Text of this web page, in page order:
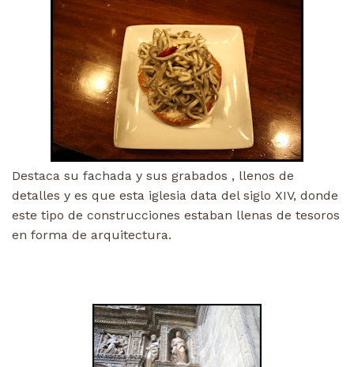
Destaca su fachada y sus grabados , llenos de
detalles y es que esta iglesia data del siglo XIV, donde
este tipo de construcciones estaban llenas de tesoros
en forma de arquitectura.